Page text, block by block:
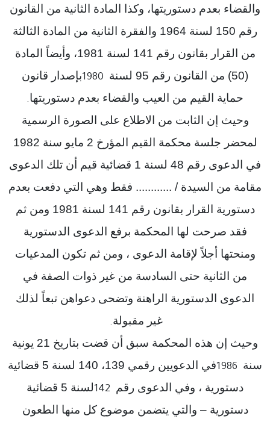
والقضاء بعدم دستوريتها، وكذا المادة الثانية من القانون
رقم 150 لسنة 1964 والفقرة الثانية من المادة الثالثة
من القرار بقانون رقم 141 لسنة 1981، وأيضاً المادة
(50) من القانون رقم 95 لسنة
1980بإصدار قانون
حماية القيم من العيب والقضاء بعدم دستوريتها.
وحيث إن الثابت من الاطلاع على الصورة الرسمية
لمحضر جلسة محكمة القيم المؤرخ 2 مايو سنة 1982
في الدعوى رقم 48 لسنة 1 قضائية قيم أن تلك الدعوى
مقامة من السيدة / ............ فقط وهي التي دفعت بعدم
دستورية القرار بقانون رقم 141 لسنة 1981 ومن ثم
فقد صرحت لها المحكمة برفع الدعوى الدستورية
ومنحتها أجلاً لإقامة الدعوى ، ومن ثم تكون المدعيات
من الثانية حتى السادسة من غير ذوات الصفة في
الدعوى الدستورية الراهنة وتضحى دعواهن تبعاً لذلك
غير مقبولة.
وحيث إن هذه المحكمة سبق أن قضت بتاريخ 21 يونية
سنة 1986
في الدعويين رقمي 139، 140 لسنة 5 قضائية
دستورية ، وفي الدعوى رقم
142
لسنة 5 قضائية
دستورية – والتي يتضمن موضوع كل منها الطعون